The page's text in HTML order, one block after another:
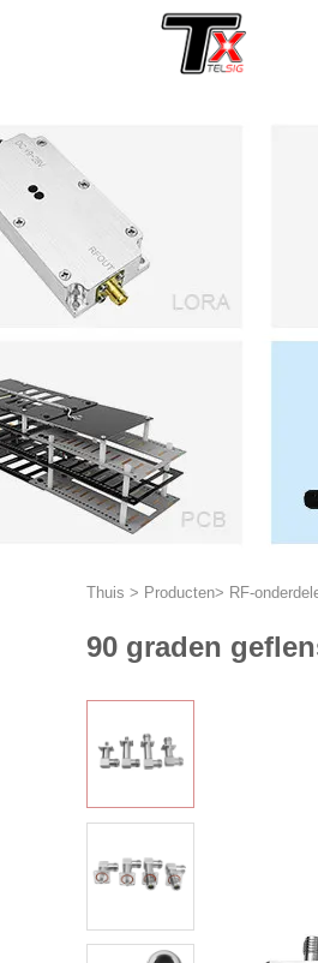
Thuis > Producten> RF-
90 graden